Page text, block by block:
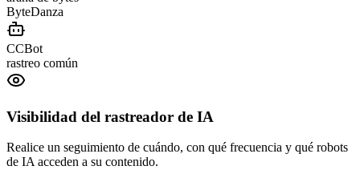
ByteDanza
CCBot
rastreo común
Visibilidad del rastreador de IA
Realice un seguimiento de cuándo, con qué frecuencia y qué robots
de IA acceden a su contenido.